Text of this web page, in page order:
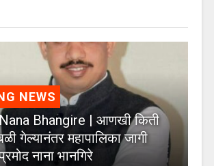
NEWS
Bhangire | आणखी किती
गेल्यानंतर महापालिका जागी
नाना भानगिरे